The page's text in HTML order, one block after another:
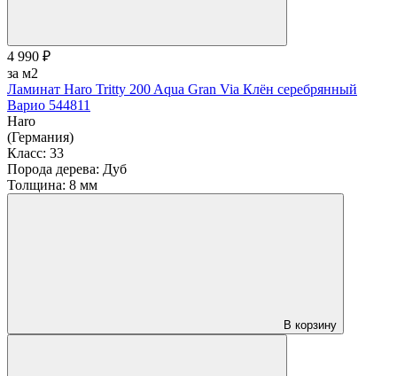
4 990 ₽
за м2
Ламинат Haro Tritty 200 Aqua Gran Via Клён серебрянный
Варио 544811
Haro
(Германия)
Класс: 33
Порода дерева: Дуб
Толщина: 8 мм
В корзину